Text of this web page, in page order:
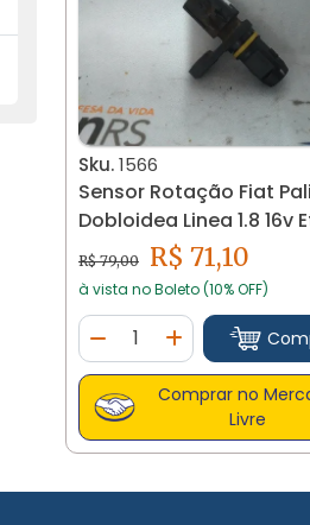
Sku.1566
Sensor Rotação Fiat
Dobloidea Linea 1.8 16v
1566
R$ 79,00 R$ 71,10
à vista no Boleto (10% OFF)
Diminuir Quantidade
Quantidade
Adicionar
Comprar no
Livre